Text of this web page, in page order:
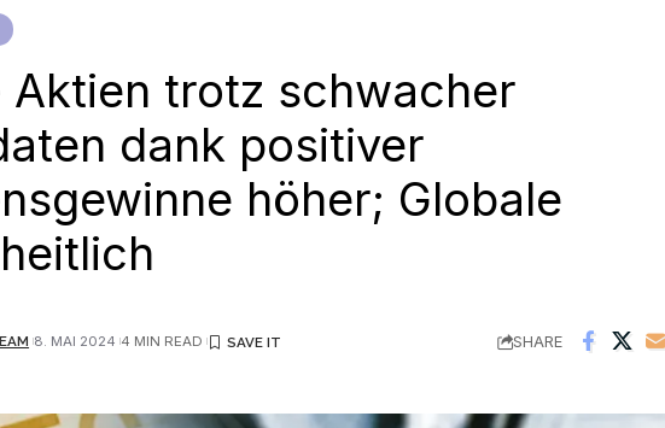
Aktien trotz schwacher
dank positiver
höher; Globale
8. MAI 2024 4 MIN READ SHARE